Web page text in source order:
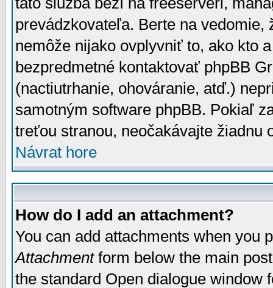
prevádzkovateľa. Berte na vedomie,
nemôže nijako ovplyvniť to, ako kto
bezpredmetné kontaktovať phpBB
(nactiutrhanie, ohováranie, atď.)
samotným software phpBB. Pokiaľ
treťou stranou, neočakávajte žiadnu
Návrat hore
How do I add an attachment?
You can add attachments when you
Attachmentform below the main
the standard Open dialogue window